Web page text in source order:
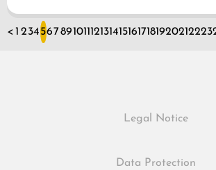
< 1 234567891011121314151617181920212223
Legal Notice
Data Protection